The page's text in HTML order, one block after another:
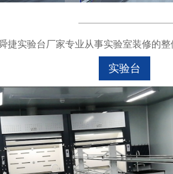
捷实验台厂家专业从事实验室装修的
实验台